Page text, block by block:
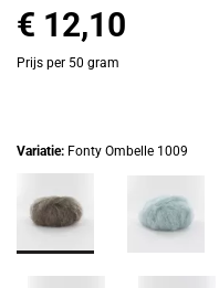
€ 12,10
Prijs per 50 gram
Variatie: Fonty Ombelle 1009